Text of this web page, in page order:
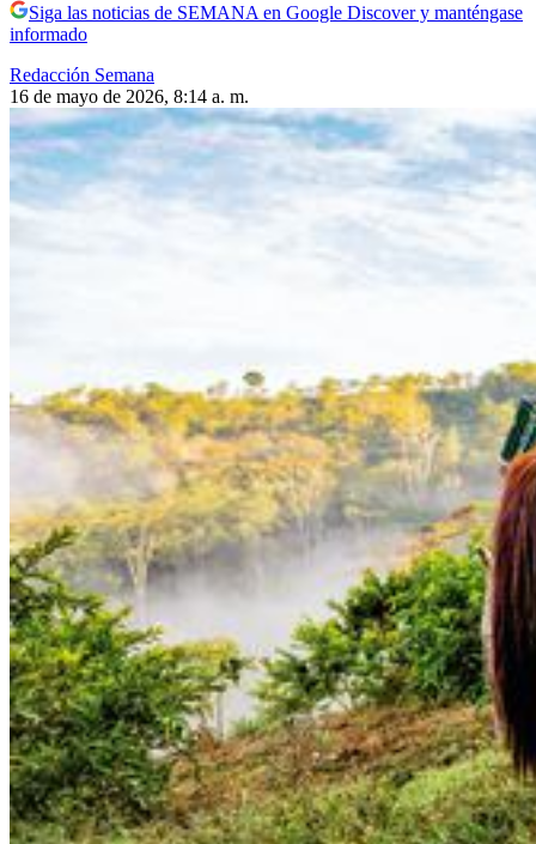
Siga las noticias de SEMANA en Google Discover y manténgase
informado
Redacción Semana
16 de mayo de 2026, 8:14 a. m.